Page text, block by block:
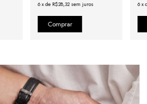
6 xdeR$28,32 sem juros 6 x